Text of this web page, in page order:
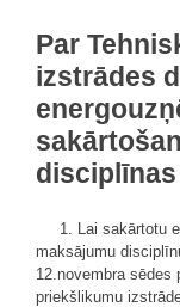
Par
izstrādes
1. Lai sakārtotu
maksājumu
12.novembra sēdes
priekšlikumu